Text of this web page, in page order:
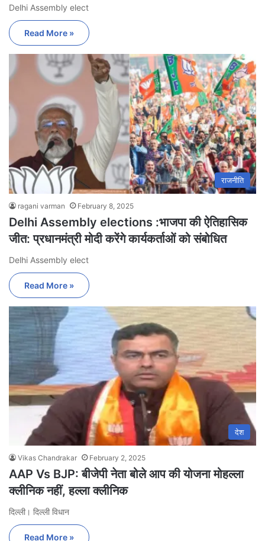
Delhi Assembly elect
Read More »
राजनीति
ragani varman February 8, 2025
Delhi Assembly elections :भाजपा की ऐतिहासिक
जीत: प्रधानमंत्री मोदी करेंगे कार्यकर्ताओं को संबोधित
Delhi Assembly elect
Read More »
देश
Vikas Chandrakar February 2, 2025
AAP Vs BJP: बीजेपी नेता बोले आप की योजना मोहल्ला
क्लीनिक नहीं, हल्ला क्लीनिक
दिल्ली। दिल्ली विधान
Read More »